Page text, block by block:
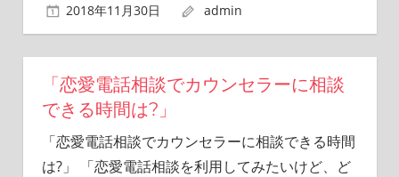
2018年11月30日 admin
「恋愛電話相談でカウンセラーに相談
できる時間は?」
「恋愛電話相談でカウンセラーに相談できる時間
は?」 「恋愛電話相談を利用してみたいけど、ど